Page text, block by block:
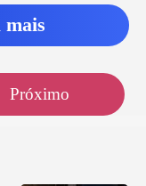
mais
Próximo